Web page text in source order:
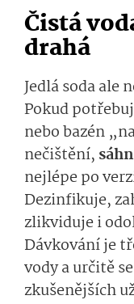
Čistá
drahá
Jedlá soda ale
Pokud
nebo bazén
nečištění,
nejlépe po
Dezinfikuje,
zlikviduje i
Dávkování je
vody a určitě
zkušenějších